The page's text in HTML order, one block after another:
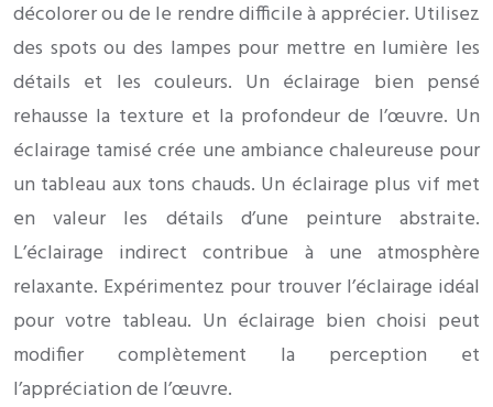
décolorer ou de le rendre difficile à apprécier. Utilisez
des spots ou des lampes pour mettre en lumière les
détails et les couleurs. Un éclairage bien pensé
rehausse la texture et la profondeur de l’œuvre. Un
éclairage tamisé crée une ambiance chaleureuse pour
un tableau aux tons chauds. Un éclairage plus vif met
en valeur les détails d’une peinture abstraite.
L’éclairage indirect contribue à une atmosphère
relaxante. Expérimentez pour trouver l’éclairage idéal
pour votre tableau. Un éclairage bien choisi peut
modifier complètement la perception et
l’appréciation de l’œuvre.